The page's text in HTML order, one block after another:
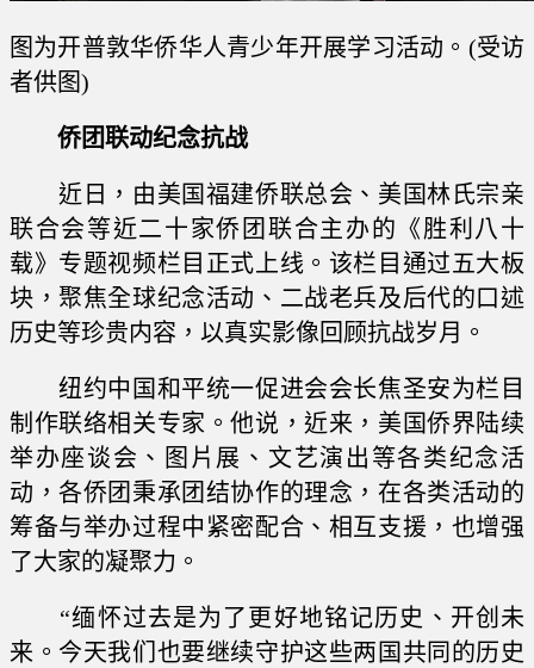
图为开普敦华侨华人青少年开展学习活动。(受访
者供图)
侨团联动纪念抗战
近日，由美国福建侨联总会、美国林氏宗亲
联合会等近二十家侨团联合主办的《胜利八十
载》专题视频栏目正式上线。该栏目通过五大板
块，聚焦全球纪念活动、二战老兵及后代的口述
历史等珍贵内容，以真实影像回顾抗战岁月。
纽约中国和平统一促进会会长焦圣安为栏目
制作联络相关专家。他说，近来，美国侨界陆续
举办座谈会、图片展、文艺演出等各类纪念活
动，各侨团秉承团结协作的理念，在各类活动的
筹备与举办过程中紧密配合、相互支援，也增强
了大家的凝聚力。
“缅怀过去是为了更好地铭记历史、开创未
来。今天我们也要继续守护这些两国共同的历史